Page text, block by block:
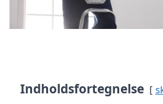
Indholdsfortegnelse